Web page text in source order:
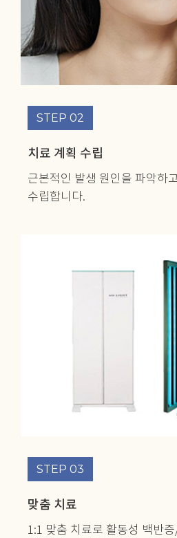
STEP 02
치료 계획 수립
근본적인 발생 원인을 파악하
수립합니다.
STEP 03
맞춤 치료
1:1 맞춤 치료로 활동성 백반